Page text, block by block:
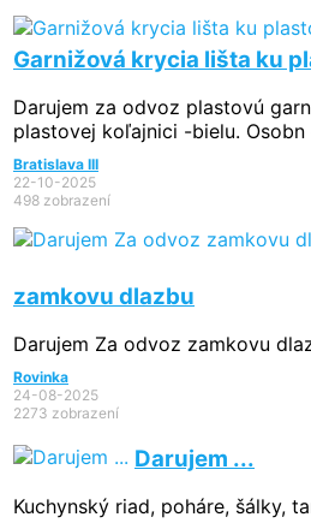
Garnižová krycia lišta ku
Darujem za odvoz plastovú
plastovej koľajnici -bielu. Osobn
Bratislava III
22-10-2025
498 zobrazení
zamkovu dlazbu
Darujem Za odvoz zamkovu
Rovinka
24-08-2025
2273 zobrazení
Darujem ...
Kuchynský riad, poháre, šálky,